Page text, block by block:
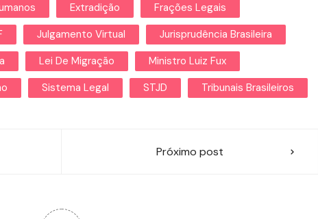
Extradição
Frações Legais
Julgamento Virtual
Jurisprudência Brasileira
Lei De Migração
Ministro Luiz Fux
Sistema Legal STJD Tribunais Brasileiros
Próximo post